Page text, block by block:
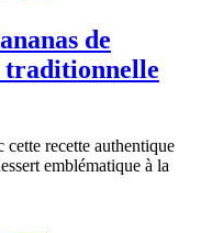
de
traditionnelle
recette authentique
emblématique à la